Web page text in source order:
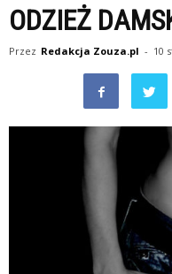
ODZIEŻ
Przez Redakcja Zouza.pl - 10